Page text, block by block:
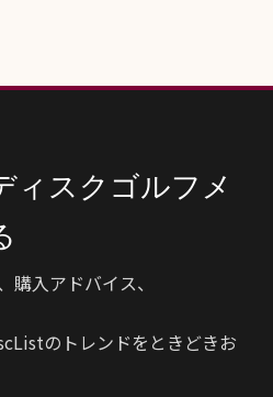
ィスクゴルフメ
入アドバイス、
のトレンドをときどきお